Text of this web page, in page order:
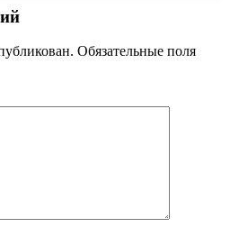
Обязательные поля